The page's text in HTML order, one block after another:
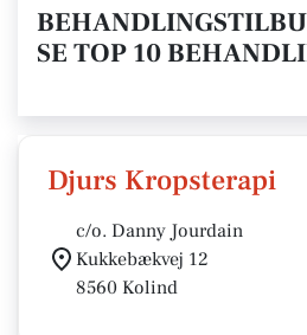
SE TOP 10
Djurs Kropsterapi
c/o. Danny Jourdain
Kukkebækvej 12
8560 Kolind